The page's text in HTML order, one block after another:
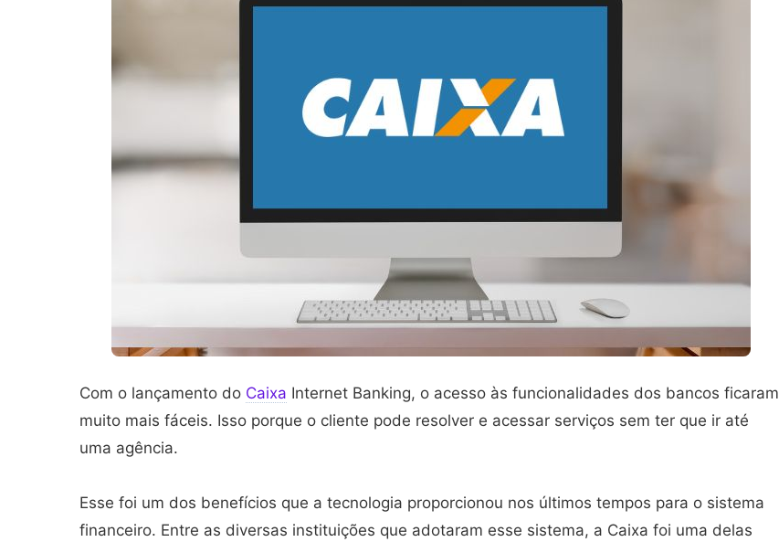
Com o lançamento do Caixa Internet Banking, o acesso às funcionalidades dos bancos ficaram
muito mais fáceis. Isso porque o cliente pode resolver e acessar serviços sem ter que ir até
uma agência.
Esse foi um dos benefícios que a tecnologia proporcionou nos últimos tempos para o sistema
financeiro. Entre as diversas instituições que adotaram esse sistema, a Caixa foi uma delas